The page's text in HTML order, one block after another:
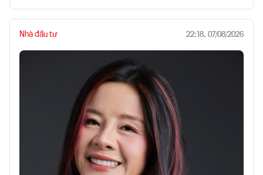
Nhà đầu tư 22:18, 07/08/2026